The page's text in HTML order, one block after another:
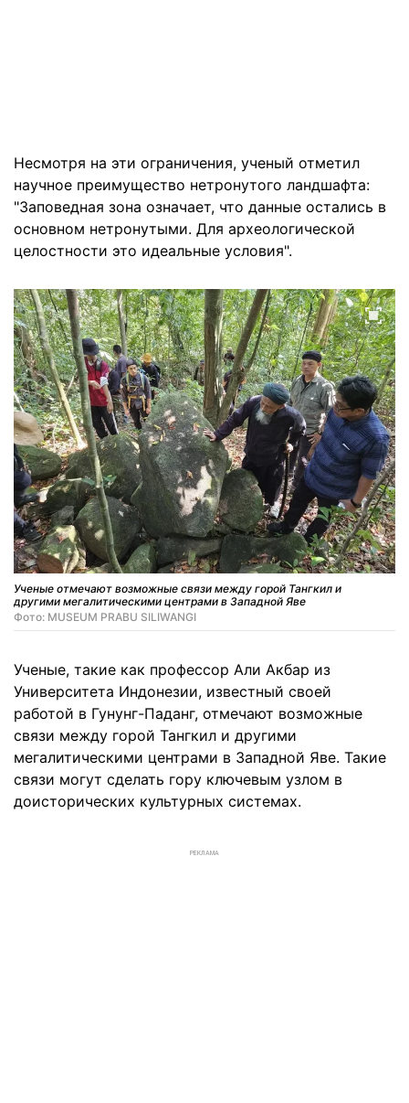
Несмотря на эти ограничения, ученый отметил
научное преимущество нетронутого ландшафта:
"Заповедная зона означает, что данные остались в
основном нетронутыми. Для археологической
целостности это идеальные условия".
Ученые отмечают возможные связи между горой Тангкил и
другими мегалитическими центрами в Западной Яве
Фото: MUSEUM PRABU SILIWANGI
Ученые, такие как профессор Али Акбар из
Университета Индонезии, известный своей
работой в Гунунг-Паданг, отмечают возможные
связи между горой Тангкил и другими
мегалитическими центрами в Западной Яве. Такие
связи могут сделать гору ключевым узлом в
доисторических культурных системах.
РЕКЛАМА